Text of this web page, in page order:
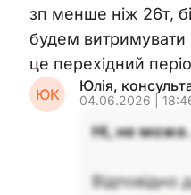
зп менше ніж 26т,
будем
це перехідний
ЮК Юлія,
04.06.2026 |
Ні, не може.
Відповідно